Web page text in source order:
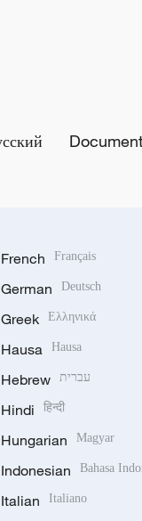
French Français
German Deutsch
Greek Ελληνικά
Hausa Hausa
Hebrew עברית
Hindi हिन्दी
Hungarian Magyar
Indonesian Bahasa
Italian Italiano